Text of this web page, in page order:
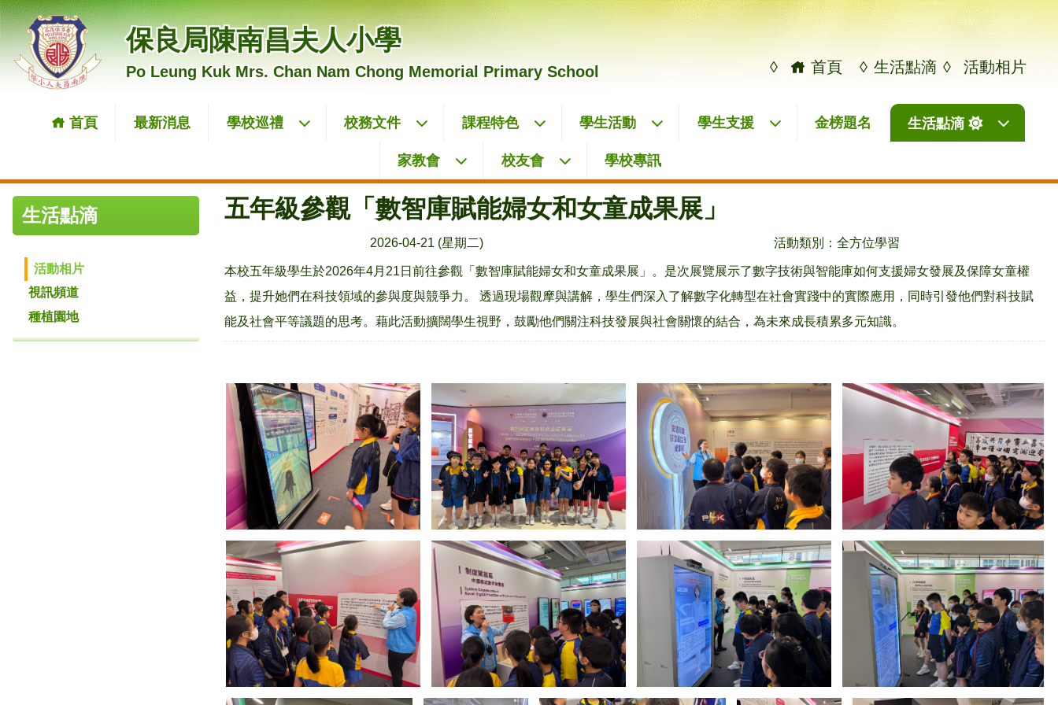
保良局陳南昌夫人小學
Po Leung Kuk Mrs. Chan Nam Chong Memorial Primary School ◊ 首頁 ◊ 生活點滴 ◊ 活動相片
首頁 最新消息 學校巡禮 校務文件 課程特色 學生活動 學生支援 金榜題名 生活點滴
家教會 校友會 學校專訊
生活點滴
活動相片
視訊頻道
種植園地
五年級參觀「數智庫賦能婦女和女童成果展」
2026-04-21 (星期二) 活動類別：全方位學習
本校五年級學生於2026年4月21日前往參觀「數智庫賦能婦女和女童成果展」。是次展覽展示了數字技術與智能庫如何支援婦女發展及保障女童權
益，提升她們在科技領域的參與度與競爭力。 透過現場觀摩與講解，學生們深入了解數字化轉型在社會實踐中的實際應用，同時引發他們對科技賦
能及社會平等議題的思考。藉此活動擴闊學生視野，鼓勵他們關注科技發展與社會關懷的結合，為未來成長積累多元知識。